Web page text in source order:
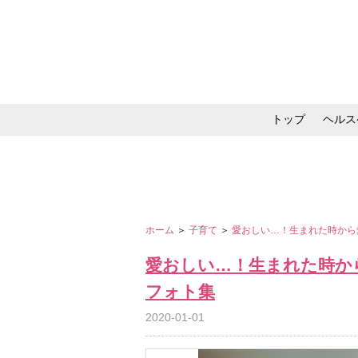
トップ ヘル
ホーム ＞ 子育て ＞ 愛おしい…！生まれた時か
愛おしい…！生まれた時か
フォト集
2020-01-01